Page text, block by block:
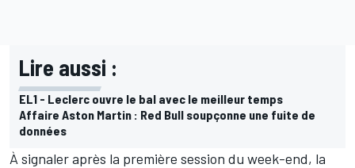
Lire aussi :
EL1 - Leclerc ouvre le bal avec le meilleur temps
Affaire Aston Martin : Red Bull soupçonne une fuite de
données
À signaler après la première session du week-end, la